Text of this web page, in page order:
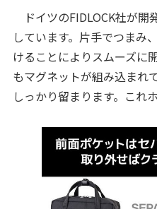
ドイツのFIDLOCK社が開
しています。片手でつまみ
けることによりスムーズに
もマグネットが組み込まれ
しっかり留まります。これ